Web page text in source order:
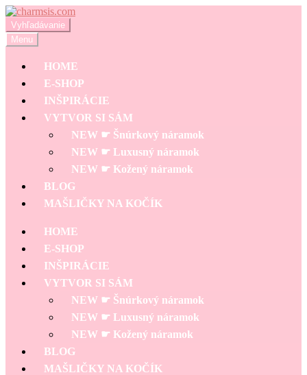
Preskočiť
na
navigáciu
Preskočiť
na
obsah
Hľadať:
Vyhľadávanie
Menu
HOME
E-SHOP
INŠPIRÁCIE
VYTVOR SI SÁM
NEW ☛ Šnúrkový náramok
NEW ☛ Luxusný náramok
NEW ☛ Kožený náramok
BLOG
MAŠLIČKY NA KOČÍK
HOME
E-SHOP
INŠPIRÁCIE
VYTVOR SI SÁM
NEW ☛ Šnúrkový náramok
NEW ☛ Luxusný náramok
NEW ☛ Kožený náramok
BLOG
MAŠLIČKY NA KOČÍK